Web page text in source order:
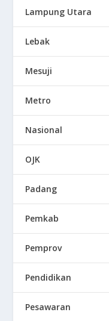
Lampung Utara
Lebak
Mesuji
Metro
Nasional
OJK
Padang
Pemkab
Pemprov
Pendidikan
Pesawaran